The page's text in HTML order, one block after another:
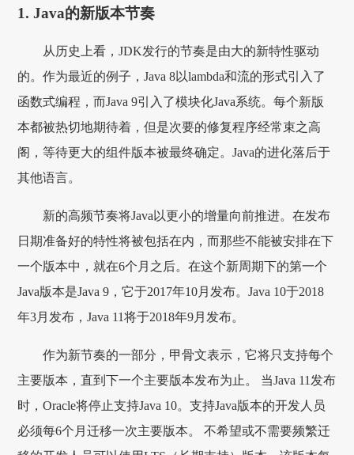
1. Java的新版本节奏
从历史上看，JDK发行的节奏是由大的新特性驱动
的。作为最近的例子，Java 8以lambda和流的形式引入了
函数式编程，而Java 9引入了模块化Java系统。每个新版
本都被热切地期待着，但是次要的修复程序经常束之高
阁，等待更大的组件版本被最终确定。Java的进化落后于
其他语言。
新的高频节奏将Java以更小的增量向前推进。在发布
日期准备好的特性将被包括在内，而那些不能被安排在下
一个版本中，就在6个月之后。在这个新周期下的第一个
Java版本是Java 9，它于2017年10月发布。Java 10于2018
年3月发布，Java 11将于2018年9月发布。
作为新节奏的一部分，甲骨文表示，它将只支持每个
主要版本，直到下一个主要版本发布为止。 当Java 11发布
时，Oracle将停止支持Java 10。支持Java版本的开发人员
必须每6个月迁移一次主要版本。 不希望或不需要频繁迁